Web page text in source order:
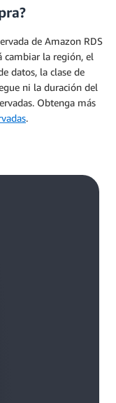
de Amazon RDS
cambiar la región, el
datos, la clase de
ni la duración del
Obtenga más
.